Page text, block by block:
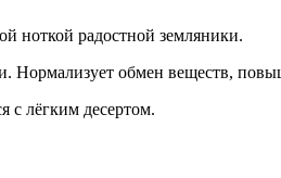
ноткой радостной земляники.
Нормализует обмен веществ,
с лёгким десертом.